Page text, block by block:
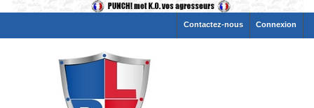
Connexion
Contactez-nous